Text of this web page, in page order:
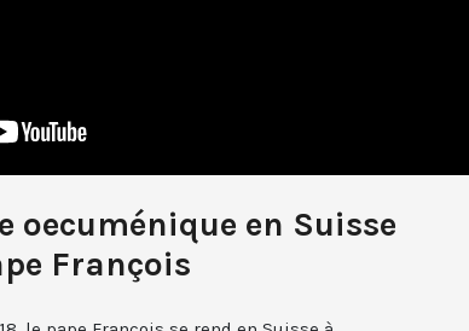
oecuménique en Suisse
François